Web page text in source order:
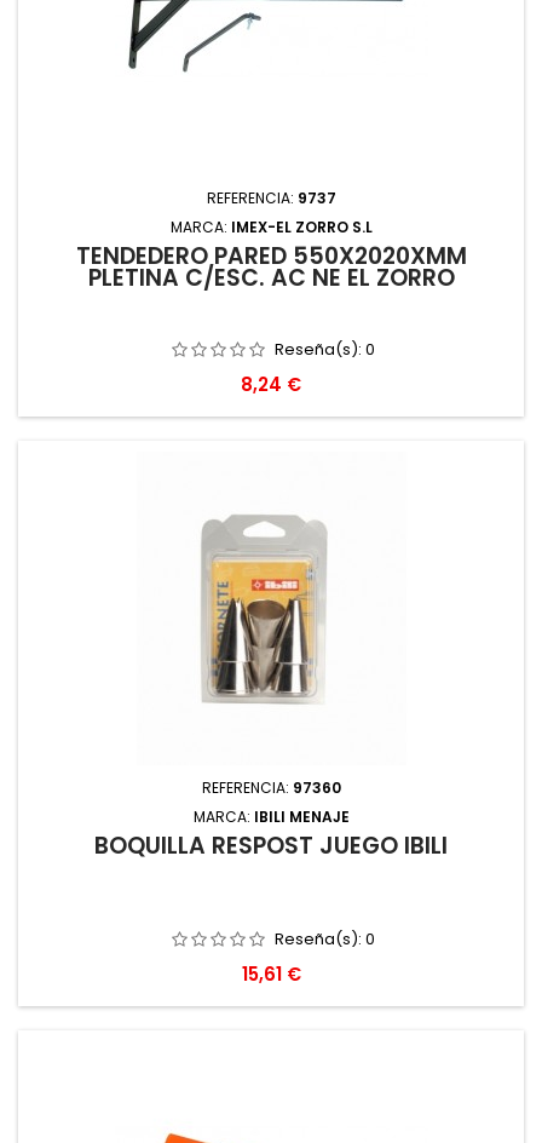
REFERENCIA: 9737
MARCA: IMEX-EL ZORRO S.L
TENDEDERO PARED 550X2020XMM
PLETINA C/ESC. AC NE EL ZORRO
Reseña(s): 0
Precio
8,24 €
REFERENCIA: 97360
MARCA: IBILI MENAJE
BOQUILLA RESPOST JUEGO IBILI
Reseña(s): 0
Precio
15,61 €